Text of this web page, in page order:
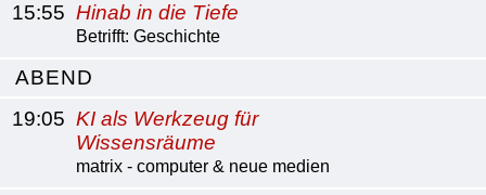
15:55 Hinab in die Tiefe
Betrifft: Geschichte
ABEND
19:05 KI als Werkzeug für
Wissensräume
matrix - computer & neue medien